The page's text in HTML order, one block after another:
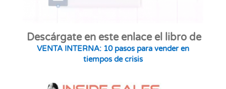
Descárgate en este enlace el libro de
VENTA INTERNA: 10 pasos para vender en
tiempos de crisis